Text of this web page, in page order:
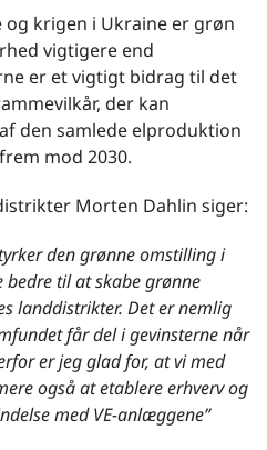
krigen i Ukraine er grøn
vigtigere end
er et vigtigt bidrag til det
der kan
den samlede elproduktion
mod 2030.
Morten Dahlin siger:
den grønne omstilling i
bedre til at skabe grønne
landdistrikter. Det er nemlig
får del i gevinsterne når
er jeg glad for, at vi med
også at etablere erhverv og
med VE-anlæggene”